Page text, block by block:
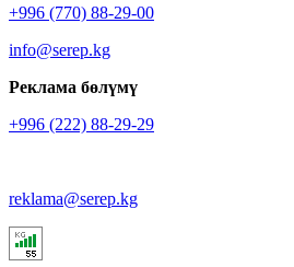
+996 (770) 88-29-00
info@serep.kg
Реклама бөлүмү
+996 (222) 88-29-29
reklama@serep.kg